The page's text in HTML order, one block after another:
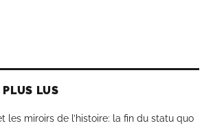
LUS
les miroirs de l’histoire: la fin du statu quo